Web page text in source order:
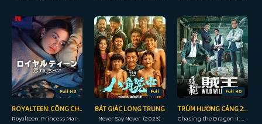
Full HD
ROYALTEEN: CÔNG CHÚA MARGRETHE
Royalteen: Princess Margrethe (2023)
Full
BÁT GIÁC LONG TRUNG
Never Say Never (2023)
Full HD
TRÙM HƯƠNG CẢNG 2: TRUY LONG
Chasing the Dragon II: Wild Wild Bunch (2019)